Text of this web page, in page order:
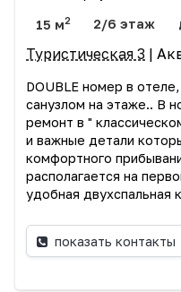
15 м2 2/6 этаж
Туристическая 3 |
DOUBLE номер в
санузлом на этаже.. В
ремонт в "
и важные детали
комфортного
располагается на
удобная двухспальная
показать контакты